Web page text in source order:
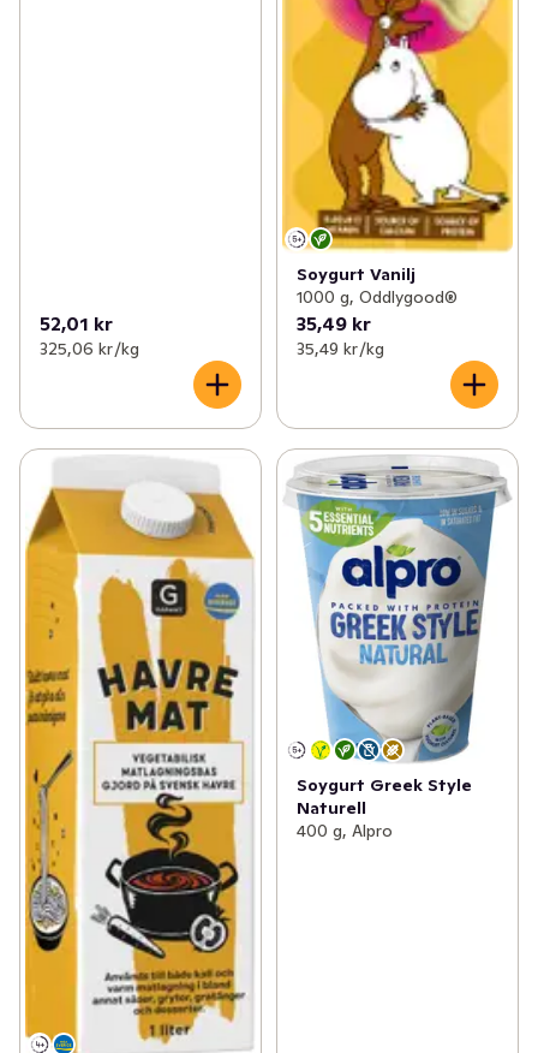
52,01 kr
325,06 kr /kg
Soygurt Vanilj
1000 g, Oddlygood®
35,49 kr
35,49 kr /kg
Soygurt Greek Style
Naturell
400 g, Alpro